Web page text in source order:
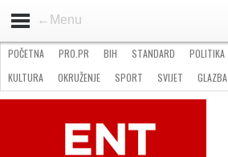
←Menu
STANDARD
GOSPODARSTVO
OKRUŽENJE
POČETNA PRO.PR BIH STANDARD
POLITIKA
KULTURA
OKRUŽENJE SPORT SVIJET
GLAZBA
NATJEČAJI
FILMING LOCATION IN BH KONTAKT